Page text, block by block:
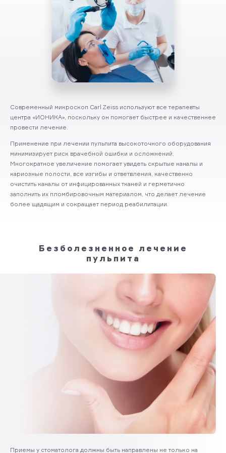
Современный микроскоп Carl Zeiss используют все терапевты
центра «ИОНИКА», поскольку он помогает быстрее и качественнее
провести лечение.
Применение при лечении пульпита высокоточного оборудования
минимизирует риск врачебной ошибки и осложнений.
Многократное увеличение помогает увидеть скрытые каналы и
кариозные полости, все изгибы и ответвления, качественно
очистить каналы от инфицированных тканей и герметично
заполнить их пломбировочным материалом, что делает лечение
более щадящим и сокращает период реабилитации.
Безболезненное лечение
пульпита
Приемы у стоматолога должны быть направлены не только на